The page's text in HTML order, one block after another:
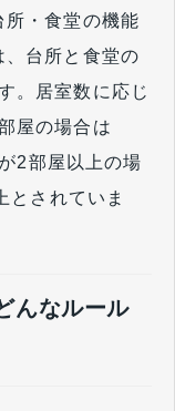
・食堂の機能
、台所と食堂の
。居室数に応じ
屋の場合は
2部屋以上の場
とされていま
んなルール